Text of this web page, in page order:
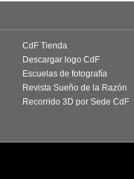
CdF Tienda
Descargar logo CdF
Escuelas de fotografía
Revista Sueño de la Razón
Recorrido 3D por Sede CdF